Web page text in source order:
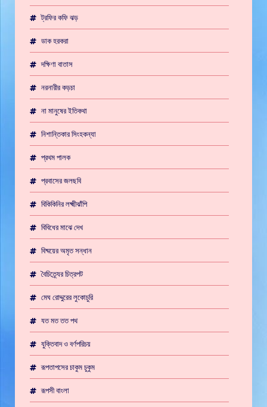
ট্রফির কফি ঝড়
ডাক হরকরা
দক্ষিণা বাতাস
নরনারীর কড়চা
না মানুষের ইতিকথা
নিশান্তিকার সিংহকন্যা
প্রথম পালক
প্রবাসের জলছবি
বিকিকিনির লক্ষ্মীঝাঁপি
বিবিধের মাঝে দেখ
বিষ্ময়ের অমৃত সন্ধান
বৈচিত্র্যের চিত্রপট
মেঘ রোদ্দুরের লুকোচুরি
যত মত তত পথ
যুক্তিবাদ ও বর্ণপরিচয়
রূপতাপসের চাকুম চুকুম
রূপসী বাংলা